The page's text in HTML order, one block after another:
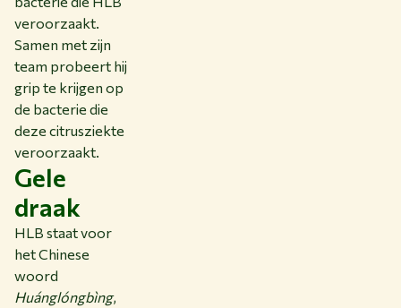
veroorzaakt.
Samen met zijn
team probeert hij
grip te krijgen op
de bacterie die
deze citrusziekte
veroorzaakt.
Gele
draak
HLB staat voor
het Chinese
woord
Huánglóngbìng,